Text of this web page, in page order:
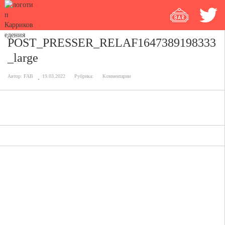
POST_PRESSER_RELAF1647389198333
_large
Автор: FAB 19.03.2022 Рубрика: Комментарии